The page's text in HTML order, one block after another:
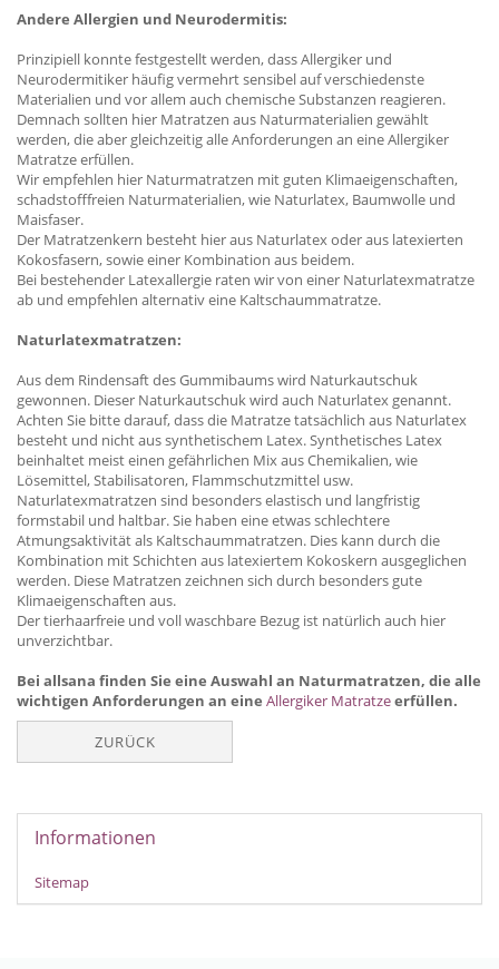
Andere Allergien und Neurodermitis:
Prinzipiell konnte festgestellt werden, dass Allergiker und
Neurodermitiker häufig vermehrt sensibel auf verschiedenste
Materialien und vor allem auch chemische Substanzen reagieren.
Demnach sollten hier Matratzen aus Naturmaterialien gewählt
werden, die aber gleichzeitig alle Anforderungen an eine Allergiker
Matratze erfüllen.
Wir empfehlen hier Naturmatratzen mit guten Klimaeigenschaften,
schadstofffreien Naturmaterialien, wie Naturlatex, Baumwolle und
Maisfaser.
Der Matratzenkern besteht hier aus Naturlatex oder aus latexierten
Kokosfasern, sowie einer Kombination aus beidem.
Bei bestehender Latexallergie raten wir von einer Naturlatexmatratze
ab und empfehlen alternativ eine Kaltschaummatratze.
Naturlatexmatratzen:
Aus dem Rindensaft des Gummibaums wird Naturkautschuk
gewonnen. Dieser Naturkautschuk wird auch Naturlatex genannt.
Achten Sie bitte darauf, dass die Matratze tatsächlich aus Naturlatex
besteht und nicht aus synthetischem Latex. Synthetisches Latex
beinhaltet meist einen gefährlichen Mix aus Chemikalien, wie
Lösemittel, Stabilisatoren, Flammschutzmittel usw.
Naturlatexmatratzen sind besonders elastisch und langfristig
formstabil und haltbar. Sie haben eine etwas schlechtere
Atmungsaktivität als Kaltschaummatratzen. Dies kann durch die
Kombination mit Schichten aus latexiertem Kokoskern ausgeglichen
werden. Diese Matratzen zeichnen sich durch besonders gute
Klimaeigenschaften aus.
Der tierhaarfreie und voll waschbare Bezug ist natürlich auch hier
unverzichtbar.
Bei allsana finden Sie eine Auswahl an Naturmatratzen, die alle
wichtigen Anforderungen an eine Allergiker Matratzeerfüllen.
ZURÜCK
Informationen
Sitemap